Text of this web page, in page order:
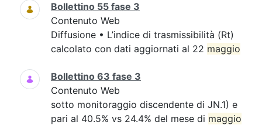
Bollettino 55 fase 3
Contenuto Web
Diffusione • L’indice di trasmissibilità (Rt)
calcolato con dati aggiornati al 22 maggio
Bollettino 63 fase 3
Contenuto Web
sotto monitoraggio discendente di JN.1) e
pari al 40.5% vs 24.4% del mese di maggio